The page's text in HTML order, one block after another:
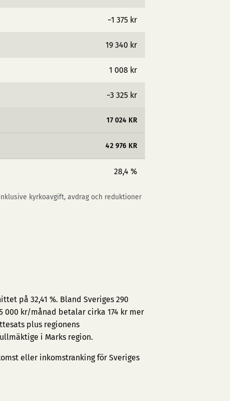
−1 375 kr
19 340 kr
1 008 kr
−3 325 kr
17 024 KR
42 976 KR
28,4 %
kyrkoavgift, avdrag och reduktioner
på 32,41 %. Bland Sveriges 290
kr/månad betalar cirka 174 kr mer
plus regionens
i Marks region.
eller inkomstranking för Sveriges